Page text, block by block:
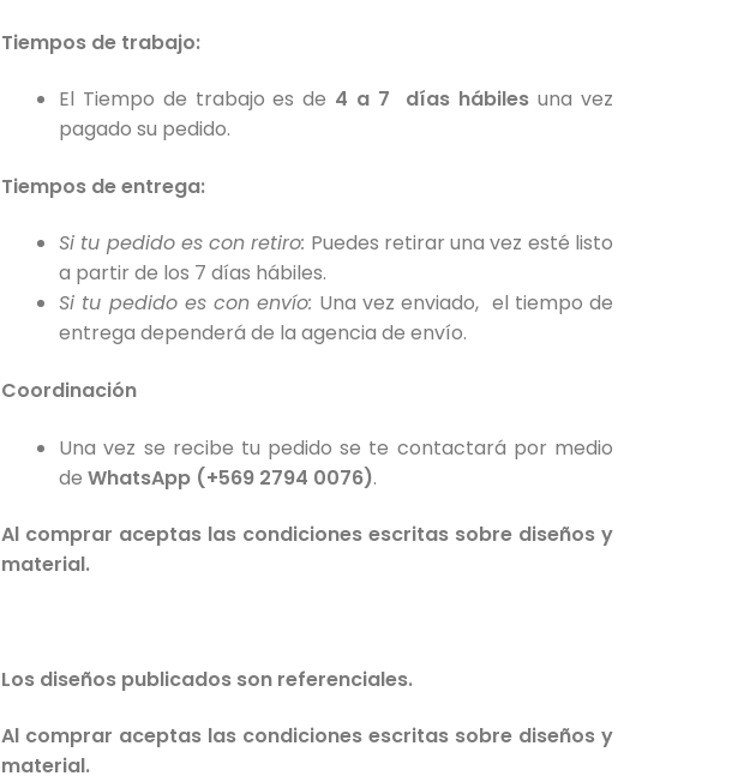
Tiempos de trabajo:
El Tiempo de trabajo es de 4 a 7 días hábilesuna vez
pagado su pedido.
Tiempos de entrega:
Si tu pedido es con retiro: Puedes retirar una vez esté listo
a partir de los 7 días hábiles.
Si tu pedido es con envío: Una vez enviado, el tiempo de
entrega dependerá de la agencia de envío.
Coordinación
Una vez se recibe tu pedido se te contactará por medio
deWhatsApp (+569 2794 0076).
Al comprar aceptas las condiciones escritas sobre diseños y
material.
Los diseños publicados son referenciales.
Al comprar aceptas las condiciones escritas sobre diseños y
material.